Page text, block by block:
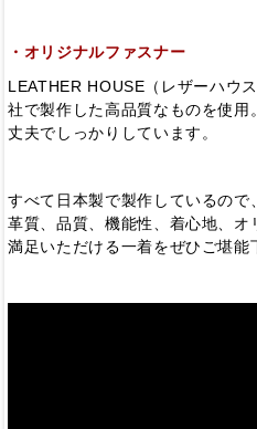
・オリジナルファスナー
LEATHER HOUSE（レザーハウ
社で製作した高品質なものを使用。
丈夫でしっかりしています。
すべて日本製で製作しているので
革質、品質、機能性、着心地、
満足いただける一着をぜひご堪能